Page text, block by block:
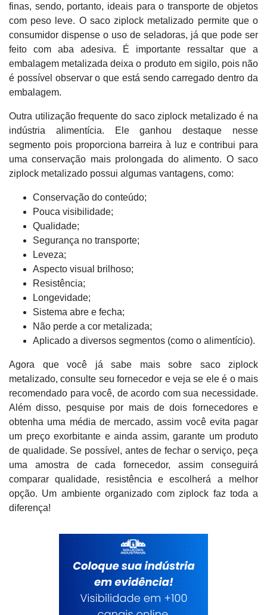
finas, sendo, portanto, ideais para o transporte de objetos
com peso leve. O saco ziplock metalizado permite que o
consumidor dispense o uso de seladoras, já que pode ser
feito com aba adesiva. É importante ressaltar que a
embalagem metalizada deixa o produto em sigilo, pois não
é possível observar o que está sendo carregado dentro da
embalagem.
Outra utilização frequente do saco ziplock metalizado é na
indústria alimentícia. Ele ganhou destaque nesse
segmento pois proporciona barreira à luz e contribui para
uma conservação mais prolongada do alimento. O saco
ziplock metalizado possui algumas vantagens, como:
Conservação do conteúdo;
Pouca visibilidade;
Qualidade;
Segurança no transporte;
Leveza;
Aspecto visual brilhoso;
Resistência;
Longevidade;
Sistema abre e fecha;
Não perde a cor metalizada;
Aplicado a diversos segmentos (como o alimentício).
Agora que você já sabe mais sobre saco ziplock
metalizado, consulte seu fornecedor e veja se ele é o mais
recomendado para você, de acordo com sua necessidade.
Além disso, pesquise por mais de dois fornecedores e
obtenha uma média de mercado, assim você evita pagar
um preço exorbitante e ainda assim, garante um produto
de qualidade. Se possível, antes de fechar o serviço, peça
uma amostra de cada fornecedor, assim conseguirá
comparar qualidade, resistência e escolherá a melhor
opção. Um ambiente organizado com ziplock faz toda a
diferença!